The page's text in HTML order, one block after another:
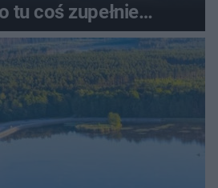
tu coś zupełnie